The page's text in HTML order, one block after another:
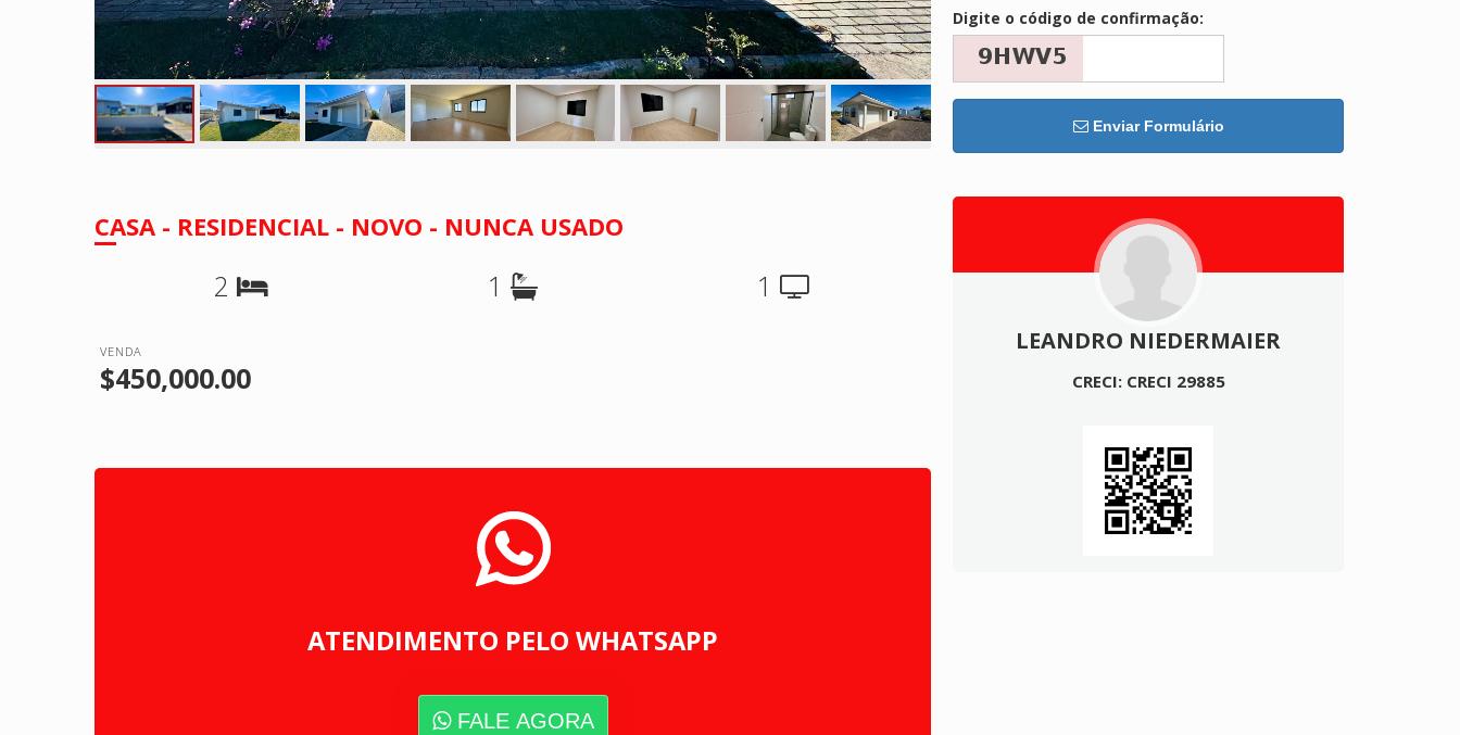
CASA - RESIDENCIAL - NOVO - NUNCA USADO
2 1 1
VENDA
$450,000.00
ATENDIMENTO PELO WHATSAPP
FALE AGORA
Digite o código de confirmação:
Enviar Formulário
LEANDRO NIEDERMAIER
CRECI: CRECI 29885